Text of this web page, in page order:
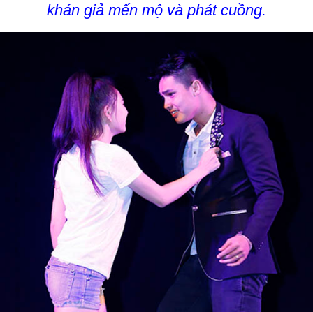
khán giả mến mộ và phát cuồng.